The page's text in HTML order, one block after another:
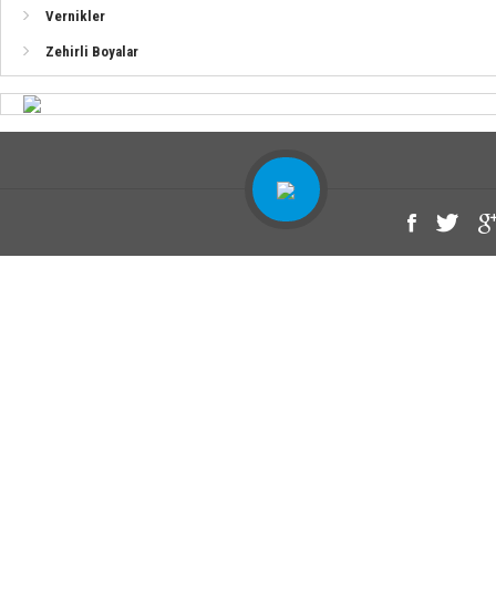
Ahşap Yüzeyler İçin Vernik Uygulaması (Poliüretan)
Alüminyum Tekneler İçin Sistem
Fiber Tekneler İçin Sistem (Jelcot Üzerine)
Vernikler
Zehirli Boyalar